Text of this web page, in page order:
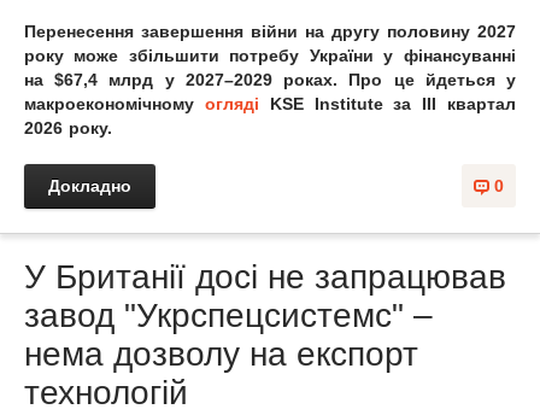
Перенесення завершення війни на другу половину 2027
року може збільшити потребу України у фінансуванні
на $67,4 млрд у 2027–2029 роках. Про це йдеться у
макроекономічному огляді KSE Institute за III квартал
2026 року.
0
Докладно
У Британії досі не запрацював
завод "Укрспецсистемс" –
нема дозволу на експорт
технологій